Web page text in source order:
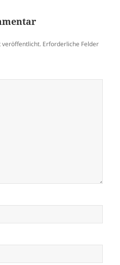
veröffentlicht. Erforderliche Felder